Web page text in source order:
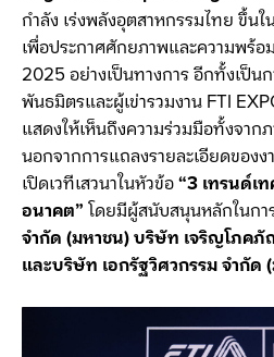
กำลัง เร่งพลังอุตสาหกรรมไทย ขึ้น
เพื่อประกาศศักยภาพและความพร้อ
2025 อย่างเป็นทางการ อีกทั้งเป็น
พันธมิตรและผู้เข่ารวมงาน FTI
แสดงให้เห็นถึงความร่วมมือทั้งจาก
นอกจากการแถลงรายละเอียดของ
เปิดเวทีเสวนาในหัวข้อ“3 เทรนด์เ
อนาคต”โดยมีผู้สนับสนุนหลักในกา
จำกัด (มหาชน) บริษัท เจริญโภค
และบริษัท เอกรัฐวิศวกรรม จำกัด